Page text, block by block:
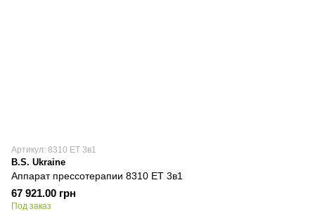
Артикул: 8310 ET 3в1
B.S. Ukraine
Аппарат прессотерапии 8310 ET 3в1
67 921.00 грн
Под заказ